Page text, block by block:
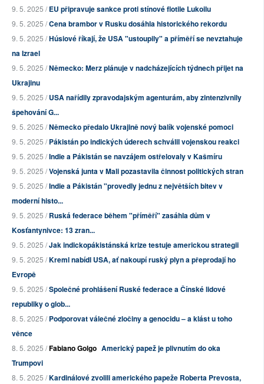
9. 5. 2025 /EU připravuje sankce proti stínové flotile Lukoilu
9. 5. 2025 /Cena brambor v Rusku dosáhla historického rekordu
9. 5. 2025 /Húsiové říkají, že USA "ustoupily" a příměří se nevztahuje
na Izrael
9. 5. 2025 /Německo: Merz plánuje v nadcházejících týdnech přijet na
Ukrajinu
9. 5. 2025 /USA nařídily zpravodajským agenturám, aby zintenzivnily
špehování G...
9. 5. 2025 /Německo předalo Ukrajině nový balík vojenské pomoci
9. 5. 2025 /Pákistán po indických úderech schválil vojenskou reakci
9. 5. 2025 /Indie a Pákistán se navzájem ostřelovaly v Kašmíru
9. 5. 2025 /Vojenská junta v Mali pozastavila činnost politických stran
9. 5. 2025 /Indie a Pákistán "provedly jednu z největších bitev v
moderní histo...
9. 5. 2025 /Ruská federace během "příměří" zasáhla dům v
Kosťantynivce: 13 zran...
9. 5. 2025 /Jak indickopákistánská krize testuje americkou strategii
9. 5. 2025 /Kreml nabídl USA, ať nakoupí ruský plyn a přeprodají ho
Evropě
9. 5. 2025 /Společné prohlášení Ruské federace a Čínské lidové
republiky o glob...
8. 5. 2025 /Podporovat válečné zločiny a genocidu – a klást u toho
věnce
8. 5. 2025 /Fabiano Golgo Americký papež je plivnutím do oka
Trumpovi
8. 5. 2025 /Kardinálové zvolili amerického papeže Roberta Prevosta,